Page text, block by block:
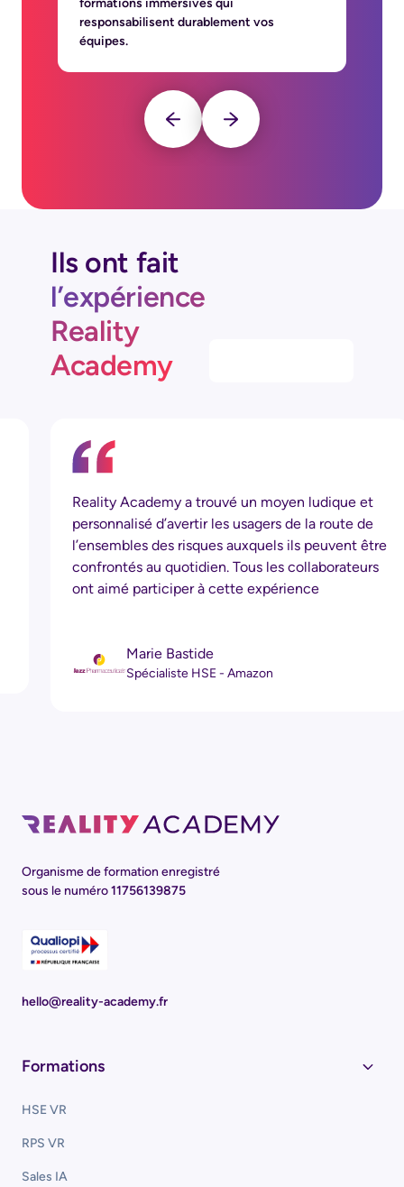
formations immersives qui
responsabilisent durablement vos
équipes.
Ils ont fait
l’expérience
Reality
Academy
Reality Academy a trouvé un moyen ludique et
personnalisé d’avertir les usagers de la route de
l’ensembles des risques auxquels ils peuvent être
confrontés au quotidien. Tous les collaborateurs
ont aimé participer à cette expérience
Marie Bastide
Spécialiste HSE - Amazon
Organisme de formation enregistré
sous le numéro11756139875
hello@reality-academy.fr
Formations
HSE VR
RPS VR
Sales IA